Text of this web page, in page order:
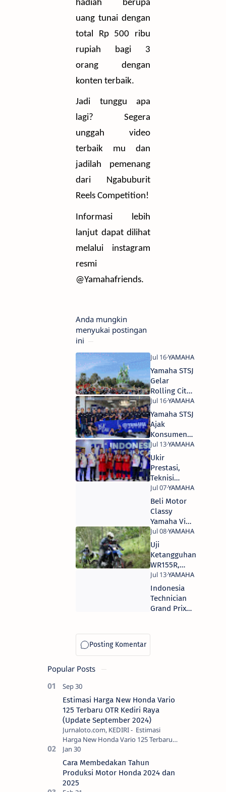
hadiah berupa
uang tunai dengan
total Rp 500 ribu
rupiah bagi 3
orang dengan
konten terbaik.
Jadi tunggu apa
lagi? Segera
unggah video
terbaik mu dan
jadilah pemenang
dari Ngabuburit
Reels Competition!
Informasi lebih
lanjut dapat dilihat
melalui instagram
resmi
@Yamahafriends.
Anda mungkin
menyukai postingan
ini
Yamaha STSJ
Gelar
Rolling City
Yamaha Day
2023
Yamaha STSJ
Ajak
Konsumen
Ke Sirkuit
Mandalika,
Meriahkan
Mandalika
Racing
Ukir
Prestasi,
Teknisi
Yamaha STJS
Raih
Peringkat
Dua ITGP
2023
Beli Motor
Classy
Yamaha Via
Tokopedia
Ada
Potongan
Ratusan
Ribu
Uji
Ketangguhan
WR155R,
Yamaha STSJ
Ajak Media
Ngalas
Bareng di
Indonesia
Technician
Grand Prix
Popular Posts
Estimasi Harga New Honda Vario
125 Terbaru OTR Kediri Raya
(Update September 2024)
Jurnaloto.com, KEDIRI - Estimasi
Harga New Honda Vario 125 Terbaru
OTR Kediri Raya (Update September
2024) Brosis sekalian, PT Astra Honda
Motor (AH…
Cara Membedakan Tahun
Produksi Motor Honda 2024 dan
2025